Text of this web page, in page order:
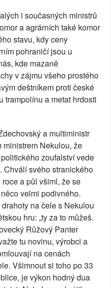
i současných ministrů
a agrárních také komor
stavu, kdy ceny
pohraničí jsou u
kde mazaně
v zájmu všeho prostého
deštníkem proti české
trampolínu a metat hrdosti
a multiministr
Nekulou, že
zoufalství vede
Chválí svého stranického
a půl všiml, že se
velmi podivného.
na čele s Nekulou
hru: „ty za to můžeš.
Růžový Panter
tu novinu, výrobci a
na cenách
Všimnout si toho po 33
je výkon hodný dua